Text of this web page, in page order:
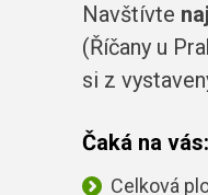
Navštívte
(Říčany u
si z
Čaká na vás:
Celková